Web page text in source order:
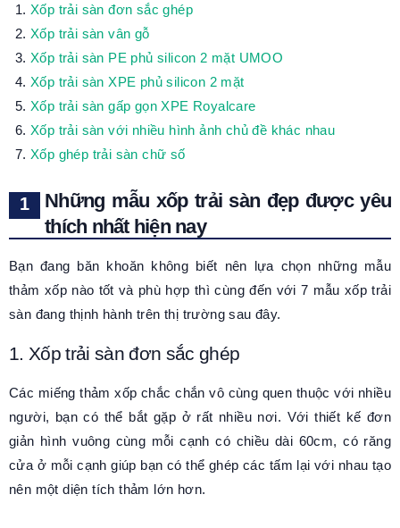
Xốp trải sàn đơn sắc ghép
Xốp trải sàn vân gỗ
Xốp trải sàn PE phủ silicon 2 mặt UMOO
Xốp trải sàn XPE phủ silicon 2 mặt
Xốp trải sàn gấp gọn XPE Royalcare
Xốp trải sàn với nhiều hình ảnh chủ đề khác nhau
Xốp ghép trải sàn chữ số
Những mẫu xốp trải sàn đẹp được yêu
thích nhất hiện nay
Bạn đang băn khoăn không biết nên lựa chọn những mẫu
thảm xốp nào tốt và phù hợp thì cùng đến với 7 mẫu xốp trải
sàn đang thịnh hành trên thị trường sau đây.
1. Xốp trải sàn đơn sắc ghép
Các miếng thảm xốp chắc chắn vô cùng quen thuộc với nhiều
người, bạn có thể bắt gặp ở rất nhiều nơi. Với thiết kế đơn
giản hình vuông cùng mỗi cạnh có chiều dài 60cm, có răng
cửa ở mỗi cạnh giúp bạn có thể ghép các tấm lại với nhau tạo
nên một diện tích thảm lớn hơn.